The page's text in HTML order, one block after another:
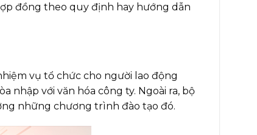
đồng theo quy định hay hướng dẫn
vụ tổ chức cho người lao động
nhập với văn hóa công ty. Ngoài ra, bộ
những chương trình đào tạo đó.